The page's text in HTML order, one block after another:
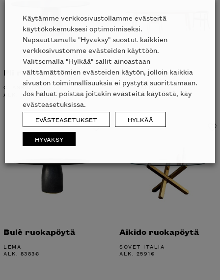
Pli ruokapöytä
CLASSICON
ALK. 10191€
Bull ruokapöytä
B&B ITALIA
ALK.5109€
Bulè ruokapöytä
LEMA
ALK. 8383€
Aikido ruokapöytä
SOVET ITALIA
ALK. 2591€
Käytämme verkkosivustollamme evästeitä
käyttökokemuksesi optimoimiseksi.
Napsauttamalla "Hyväksy" suostut kaikkien
verkkosivustomme evästeiden käyttöön.
Valitsemalla "Hylkää" sallit ainoastaan
välttämättömien evästeiden käytön, jolloin kaikkia
sivuston toiminnallisuuksia ei pystytä suorittamaan.
Jos haluat poistaa joitakin evästeitä käytöstä, käy
evästeasetuksissa.
EVÄSTEASETUKSET HYLKÄÄ
HYVÄKSY